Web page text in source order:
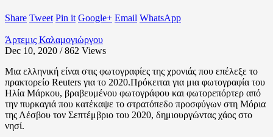
Share Tweet Pin it Google+ Email WhatsApp
Άρτεμις Καλαμογιώργου
Dec 10, 2020 / 862 Views
Μια ελληνική είναι στις φωτογραφίες της χρονιάς που επέλεξε το
πρακτορείο Reuters για το 2020.Πρόκειται για μια φωτογραφία του
Ηλία Μάρκου, βραβευμένου φωτογράφου και φωτορεπόρτερ από
την πυρκαγιά που κατέκαψε το στρατόπεδο προσφύγων στη Μόρια
της Λέσβου τον Σεπτέμβριο του 2020, δημιουργώντας χάος στο
νησί.